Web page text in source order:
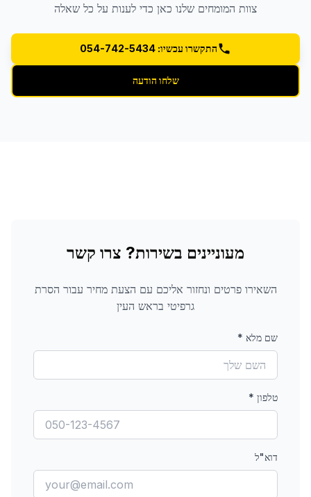
צוות המומחים שלנו כאן כדי לענות על כל שאלה
התקשרו עכשיו: 054-742-5434
שלחו הודעה
מעוניינים בשירות? צרו קשר
השאירו פרטים ונחזור אליכם עם הצעת מחיר עבור הסרת
גרפיטי בראש העין
שם מלא *
טלפון *
דוא"ל